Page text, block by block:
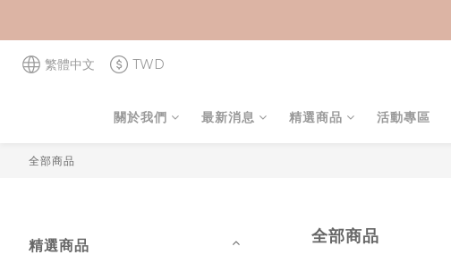
繁體中文 TWD
關於我們 最新消息 精選商品 活動專區
全部商品
精選商品 全部商品